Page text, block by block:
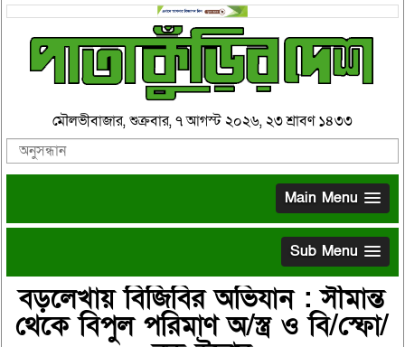
মৌলভীবাজার, শুক্রবার, ৭ আগস্ট ২০২৬, ২৩ শ্রাবণ ১৪৩৩
Main Menu
Sub Menu
বড়লেখায় বিজিবির অভিযান : সীমান্ত
থেকে বিপুল পরিমাণ অ/স্ত্র ও বি/স্ফো/